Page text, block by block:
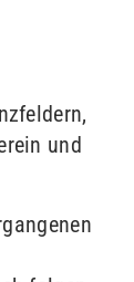
und